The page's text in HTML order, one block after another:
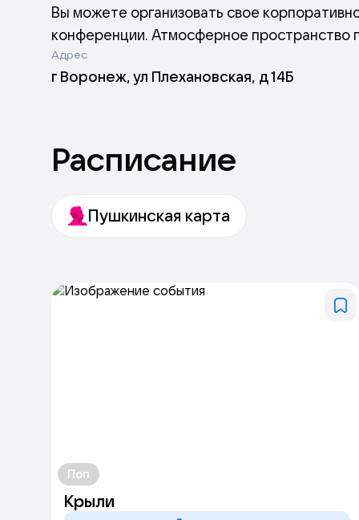
Вы можете организовать свое
конференции. Атмосферное
Адрес
г Воронеж, ул Плехановская, д 14Б
Расписание
Пушкинская карта
Поп
Крыли